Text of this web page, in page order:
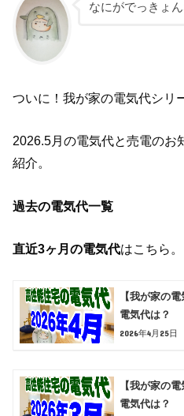
なにがでっきょ
ついに！我が家の電気代シリ
2026.5月の電気代と売電のお
紹介。
過去の電気代一覧
直近3ヶ月の電気代はこちら。
【我が家の
電気代は？
2026年4月25日
【我が家の
電気代は？